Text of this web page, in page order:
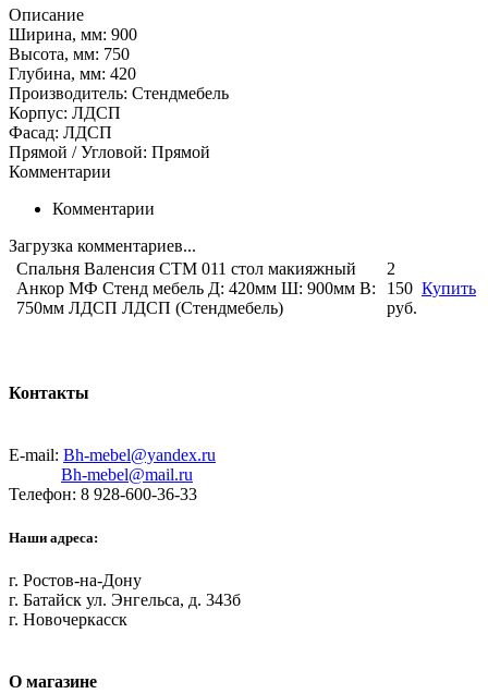
Описание
Ширина, мм: 900
Высота, мм: 750
Глубина, мм: 420
Производитель: Стендмебель
Корпус: ЛДСП
Фасад: ЛДСП
Прямой / Угловой: Прямой
Комментарии
Комментарии
Загрузка комментариев...
Спальня Валенсия СТМ 011 стол макияжный
Анкор МФ Стенд мебель Д: 420мм Ш: 900мм В:
750мм ЛДСП ЛДСП (Стендмебель)
2
150
руб.
Купить
Контакты
E-mail: Bh-mebel@yandex.ru
Bh-mebel@mail.ru
Телефон: 8 928-600-36-33
Наши адреса:
г. Ростов-на-Дону
г. Батайск ул. Энгельса, д. 343б
г. Новочеркасск
О магазине